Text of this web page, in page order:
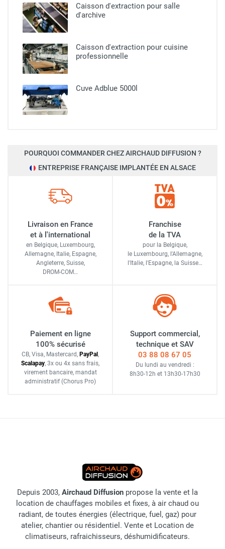
Caisson d'extraction pour salle
d'archive
Caisson d'extraction pour cuisine
professionnelle​
Cuve Adblue 5000l
POURQUOI COMMANDER CHEZ AIRCHAUD DIFFUSION ?
ENTREPRISE FRANÇAISE IMPLANTÉE EN ALSACE
Livraison en France
et à l'international
en Belgique, Luxembourg,
Allemagne, Italie, Espagne,
Angleterre, Suisse,
DROM-COM…
Franchise
de la TVA
pour la Belgique,
le Luxembourg, l'Allemagne,
l'Italie, l'Espagne, la Suisse…
Paiement en ligne
100% sécurisé
CB, Visa, Mastercard, PayPal ,
Scalapay, 3x ou 4x sans frais,
virement bancaire, mandat
administratif (Chorus Pro)
Support commercial,
technique et SAV
03 88 08 67 05
Du lundi au vendredi :
8h30-12h et 13h30-17h30
Depuis 2003, Airchaud Diffusion propose la vente et la
location de chauffages mobiles et fixes, à air chaud ou
radiant, de toutes énergies (électrique, fuel, gaz) pour
atelier, chantier ou résidentiel. Vente et Location de
climatiseurs, rafraichisseurs, déshumidificateurs.